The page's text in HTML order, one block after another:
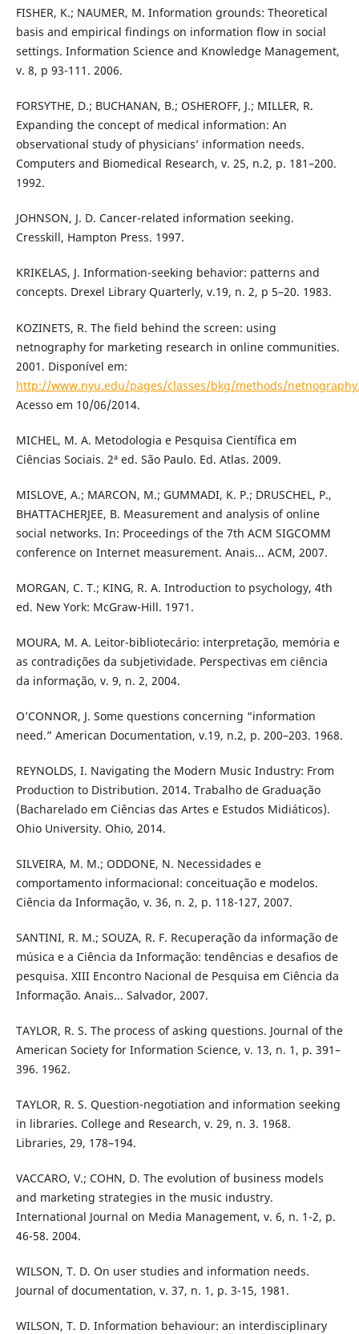
FISHER, K.; NAUMER, M. Information grounds: Theoretical
basis and empirical findings on information flow in social
settings. Information Science and Knowledge Management,
v. 8, p 93-111. 2006.
FORSYTHE, D.; BUCHANAN, B.; OSHEROFF, J.; MILLER, R.
Expanding the concept of medical information: An
observational study of physicians’ information needs.
Computers and Biomedical Research, v. 25, n.2, p. 181–200.
1992.
JOHNSON, J. D. Cancer-related information seeking.
Cresskill, Hampton Press. 1997.
KRIKELAS, J. Information-seeking behavior: patterns and
concepts. Drexel Library Quarterly, v.19, n. 2, p 5–20. 1983.
KOZINETS, R. The field behind the screen: using
netnography for marketing research in online communities.
2001. Disponível em:
http://www.nyu.edu/pages/classes/bkg/methods/
Acesso em 10/06/2014.
MICHEL, M. A. Metodologia e Pesquisa Científica em
Ciências Sociais. 2ª ed. São Paulo. Ed. Atlas. 2009.
MISLOVE, A.; MARCON, M.; GUMMADI, K. P.; DRUSCHEL, P.,
BHATTACHERJEE, B. Measurement and analysis of online
social networks. In: Proceedings of the 7th ACM SIGCOMM
conference on Internet measurement. Anais... ACM, 2007.
MORGAN, C. T.; KING, R. A. Introduction to psychology, 4th
ed. New York: McGraw-Hill. 1971.
MOURA, M. A. Leitor-bibliotecário: interpretação, memória e
as contradições da subjetividade. Perspectivas em ciência
da informação, v. 9, n. 2, 2004.
O’CONNOR, J. Some questions concerning “information
need.” American Documentation, v.19, n.2, p. 200–203. 1968.
REYNOLDS, I. Navigating the Modern Music Industry: From
Production to Distribution. 2014. Trabalho de Graduação
(Bacharelado em Ciências das Artes e Estudos Midiáticos).
Ohio University. Ohio, 2014.
SILVEIRA, M. M.; ODDONE, N. Necessidades e
comportamento informacional: conceituação e modelos.
Ciência da Informação, v. 36, n. 2, p. 118-127, 2007.
SANTINI, R. M.; SOUZA, R. F. Recuperação da informação de
música e a Ciência da Informação: tendências e desafios de
pesquisa. XIII Encontro Nacional de Pesquisa em Ciência da
Informação. Anais... Salvador, 2007.
TAYLOR, R. S. The process of asking questions. Journal of the
American Society for Information Science, v. 13, n. 1, p. 391–
396. 1962.
TAYLOR, R. S. Question-negotiation and information seeking
in libraries. College and Research, v. 29, n. 3. 1968.
Libraries, 29, 178–194.
VACCARO, V.; COHN, D. The evolution of business models
and marketing strategies in the music industry.
International Journal on Media Management, v. 6, n. 1-2, p.
46-58. 2004.
WILSON, T. D. On user studies and information needs.
Journal of documentation, v. 37, n. 1, p. 3-15, 1981.
WILSON, T. D. Information behaviour: an interdisciplinary